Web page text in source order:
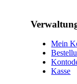
Mein
Kasse